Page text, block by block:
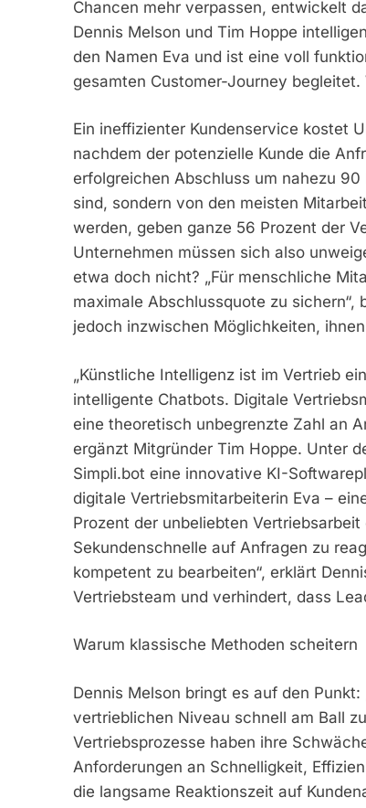
Chancen mehr verpassen, entwickelt
Dennis Melson und Tim Hoppe
den Namen Eva und ist eine voll
gesamten Customer-Journey
Ein ineffizienter Kundenservice kostet
nachdem der potenzielle Kunde die
erfolgreichen Abschluss um nahezu
sind, sondern von den meisten
werden, geben ganze 56 Prozent der
Unternehmen müssen sich also
etwa doch nicht? „Für menschliche
maximale Abschlussquote zu sichern“,
jedoch inzwischen Möglichkeiten,
„Künstliche Intelligenz ist im Vertrieb
intelligente Chatbots. Digitale
eine theoretisch unbegrenzte Zahl an
ergänzt Mitgründer Tim Hoppe. Unter
Simpli.bot eine innovative KI-
digitale Vertriebsmitarbeiterin Eva –
Prozent der unbeliebten
Sekundenschnelle auf Anfragen zu
kompetent zu bearbeiten“, erklärt
Vertriebsteam und verhindert, dass
Warum klassische Methoden scheitern
Dennis Melson bringt es auf den
vertrieblichen Niveau schnell am Ball
Vertriebsprozesse haben ihre
Anforderungen an Schnelligkeit,
die langsame Reaktionszeit auf